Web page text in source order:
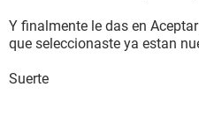
Y finalmente le das en
que seleccionaste ya estan
Suerte